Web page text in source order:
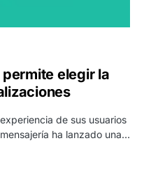
elegir la
de sus usuarios
ha lanzado una…